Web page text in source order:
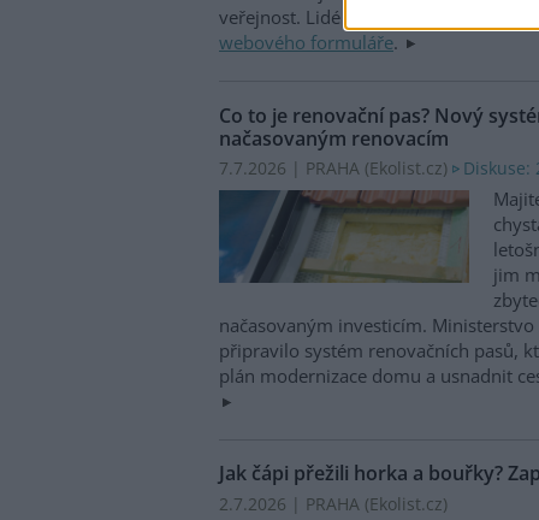
veřejnost. Lidé mohou hlásit nálezy
webového formuláře.
Co to je renovační pas? Nový
načasovaným renovacím
7.7.2026 | PRAHA (Ekolist.cz) Diskuse:
jim
načasovaným investicím.
připravilo systém renovačních pasů,
plán modernizace domu a usnadnit
Jak čápi přežili horka a bouřky?
2.7.2026 | PRAHA (Ekolist.cz)